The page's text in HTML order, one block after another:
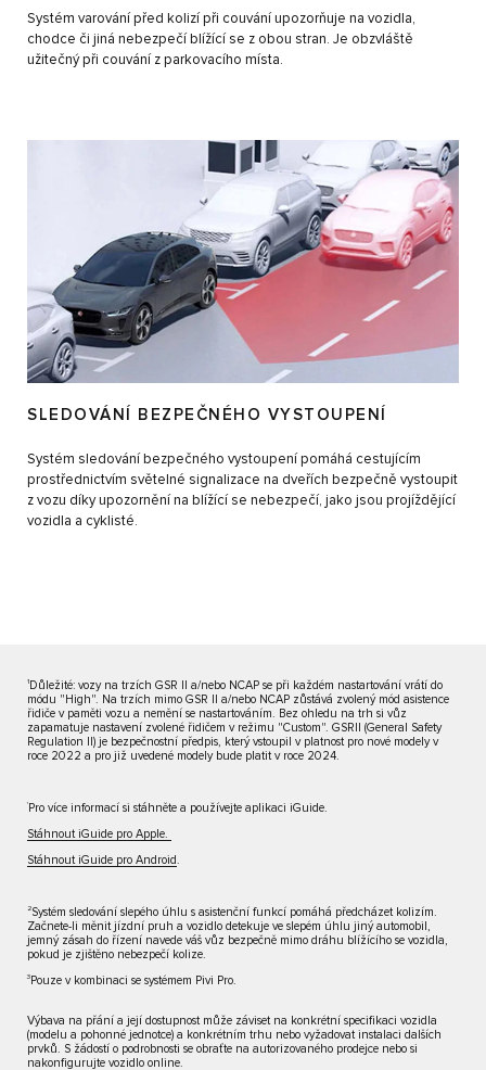
Systém varování před kolizí při couvání upozorňuje na vozidla,
chodce či jiná nebezpečí blížící se z obou stran. Je obzvláště
užitečný při couvání z parkovacího místa.
SLEDOVÁNÍ BEZPEČNÉHO VYSTOUPENÍ
Systém sledování bezpečného vystoupení pomáhá cestujícím
prostřednictvím světelné signalizace na dveřích bezpečně vystoupit
z vozu díky upozornění na blížící se nebezpečí, jako jsou projíždějící
vozidla a cyklisté.
1 Důležité: vozy na trzích GSR II a/nebo NCAP se při každém nastartování vrátí do
módu "High". Na trzích mimo GSR II a/nebo NCAP zůstává zvolený mód asistence
řidiče v paměti vozu a nemění se nastartováním. Bez ohledu na trh si vůz
zapamatuje nastavení zvolené řidičem v režimu "Custom". GSRII (General Safety
Regulation II) je bezpečnostní předpis, který vstoupil v platnost pro nové modely v
roce 2022 a pro již uvedené modely bude platit v roce 2024.
† Pro více informací si stáhněte a používejte aplikaci iGuide.
Stáhnout iGuide pro Apple.
Stáhnout iGuide pro Android
2Systém sledování slepého úhlu s asistenční funkcí pomáhá předcházet kolizím.
Začnete-li měnit jízdní pruh a vozidlo detekuje ve slepém úhlu jiný automobil,
jemný zásah do řízení navede váš vůz bezpečně mimo dráhu blížícího se vozidla,
pokud je zjištěno nebezpečí kolize.
3 Pouze v kombinaci se systémem Pivi Pro.
Výbava na přání a její dostupnost může záviset na konkrétní specifikaci vozidla
(modelu a pohonné jednotce) a konkrétním trhu nebo vyžadovat instalaci dalších
prvků. S žádostí o podrobnosti se obraťte na autorizovaného prodejce nebo si
nakonfigurujte vozidlo online.